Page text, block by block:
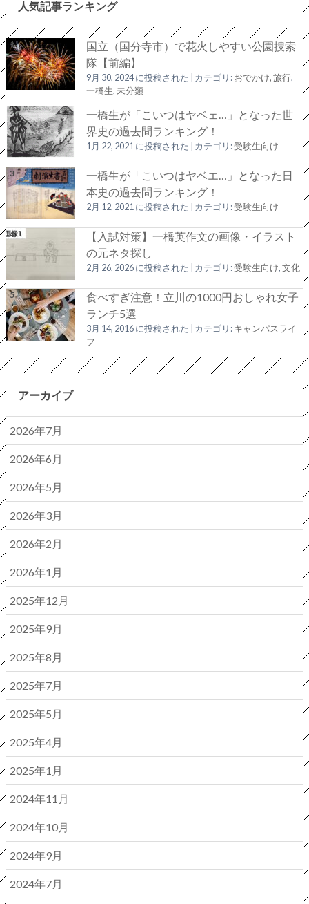
人気記事ランキング
国立（国分寺市）で花火しやすい公園捜索
隊【前編】
9月 30, 2024 に投稿された カテゴリ:おでかけ, 旅行,
一橋生,未分類
一橋生が「こいつはヤベェ…」となった世
界史の過去問ランキング！
1月 22, 2021 に投稿された カテゴリ:受験生向け
一橋生が「こいつはヤベエ…」となった日
本史の過去問ランキング！
2月 12, 2021 に投稿された カテゴリ:受験生向け
【入試対策】一橋英作文の画像・イラスト
の元ネタ探し
2月 26, 2026 に投稿された カテゴリ:受験生向け,文化
食べすぎ注意！立川の1000円おしゃれ女子
ランチ5選
3月 14, 2016 に投稿された カテゴリ:キャンパスライ
フ
アーカイブ
2026年7月
2026年6月
2026年5月
2026年3月
2026年2月
2026年1月
2025年12月
2025年9月
2025年8月
2025年7月
2025年5月
2025年4月
2025年1月
2024年11月
2024年10月
2024年9月
2024年7月